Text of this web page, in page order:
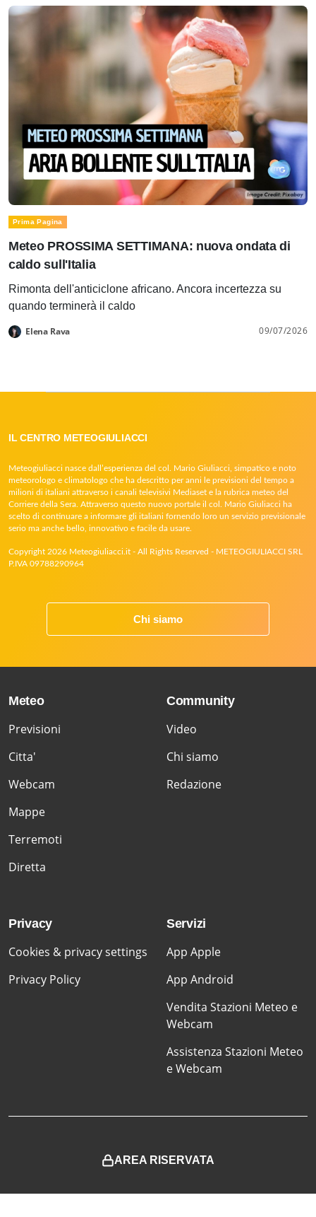
Prima Pagina
Meteo PROSSIMA SETTIMANA: nuova ondata di
caldo sull'Italia
Rimonta dell'anticiclone africano. Ancora incertezza su
quando terminerà il caldo
Elena Rava 09/07/2026
IL CENTRO METEOGIULIACCI
Meteogiuliacci nasce dall’esperienza del col. Mario Giuliacci, simpatico e noto
meteorologo e climatologo che ha descritto per anni le previsioni del tempo a
milioni di italiani attraverso i canali televisivi Mediaset e la rubrica meteo del
Corriere della Sera. Attraverso questo nuovo portale il col. Mario Giuliacci ha
scelto di continuare a informare gli italiani fornendo loro un servizio previsionale
serio ma anche bello, innovativo e facile da usare.
Copyright 2026 Meteogiuliacci.it - All Rights Reserved - METEOGIULIACCI SRL
P.IVA 09788290964
Chi siamo
Meteo
Previsioni
Citta'
Webcam
Mappe
Terremoti
Diretta
Community
Video
Chi siamo
Redazione
Privacy
Cookies & privacy settings
Privacy Policy
Servizi
App Apple
App Android
Vendita Stazioni Meteo e
Webcam
Assistenza Stazioni Meteo
e Webcam
AREA RISERVATA